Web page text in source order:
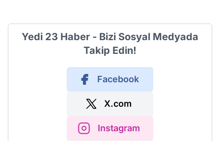
Yedi 23 Haber - Bizi Sosyal Medyada
Takip Edin!
Facebook
X.com
Instagram